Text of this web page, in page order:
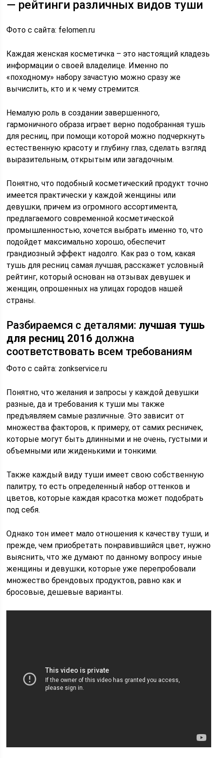
— рейтинги различных видов туши
Фото с сайта: felomen.ru
Каждая женская косметичка – это настоящий кладезь
информации о своей владелице. Именно по
«походному» набору зачастую можно сразу же
вычислить, кто и к чему стремится.
Немалую роль в создании завершенного,
гармоничного образа играет верно подобранная тушь
для ресниц, при помощи которой можно подчеркнуть
естественную красоту и глубину глаз, сделать взгляд
выразительным, открытым или загадочным.
Понятно, что подобный косметический продукт точно
имеется практически у каждой женщины или
девушки, причем из огромного ассортимента,
предлагаемого современной косметической
промышленностью, хочется выбрать именно то, что
подойдет максимально хорошо, обеспечит
грандиозный эффект надолго. Как раз о том, какая
тушь для ресниц самая лучшая, расскажет условный
рейтинг, который основан на отзывах девушек и
женщин, опрошенных на улицах городов нашей
страны.
Разбираемся с деталями: лучшая тушь
для ресниц 2016 должна
соответствовать всем требованиям
Фото с сайта: zonkservice.ru
Понятно, что желания и запросы у каждой девушки
разные, да и требования к туши мы также
предъявляем самые различные. Это зависит от
множества факторов, к примеру, от самих ресничек,
которые могут быть длинными и не очень, густыми и
объемными или жиденькими и тонкими.
Также каждый виду туши имеет свою собственную
палитру, то есть определенный набор оттенков и
цветов, которые каждая красотка может подобрать
под себя.
Однако тон имеет мало отношения к качеству туши, и
прежде, чем приобретать понравившийся цвет, нужно
выяснить, что же думают по данному вопросу иные
женщины и девушки, которые уже перепробовали
множество брендовых продуктов, равно как и
бросовые, дешевые варианты.